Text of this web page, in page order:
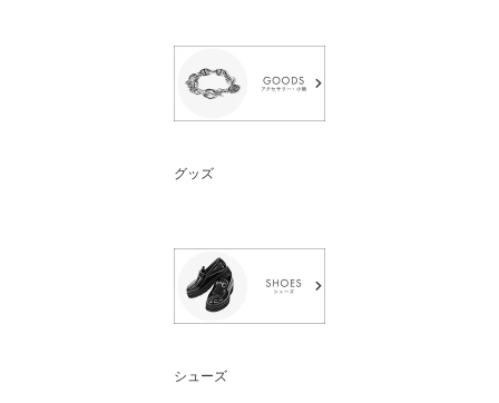
グッズ
シューズ